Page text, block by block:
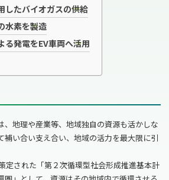
たバイオガスの供給
水素を製造
発電をEV車両へ活用
地理や産業等、地域独自の資源も活かしな
補い合い支え合い、地域の活力を最大限に引
定された「第２次循環型社会形成推進基本計